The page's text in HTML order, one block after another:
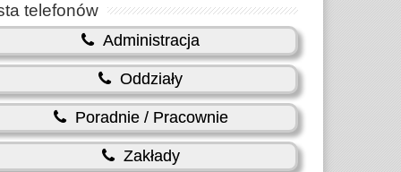
telefonów
Administracja
Oddziały
Poradnie / Pracownie
Zakłady